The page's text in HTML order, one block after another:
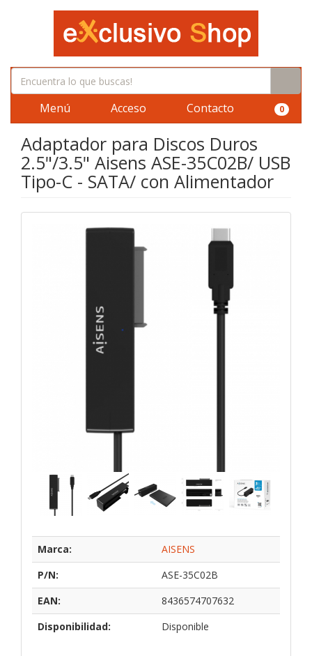
Menú Acceso Contacto 0
Adaptador para Discos Duros
2.5"/3.5" Aisens ASE-35C02B/ USB
Tipo-C - SATA/ con Alimentador
Marca:
AISENS
P/N:
ASE-35C02B
EAN:
8436574707632
Disponibilidad:
Disponible